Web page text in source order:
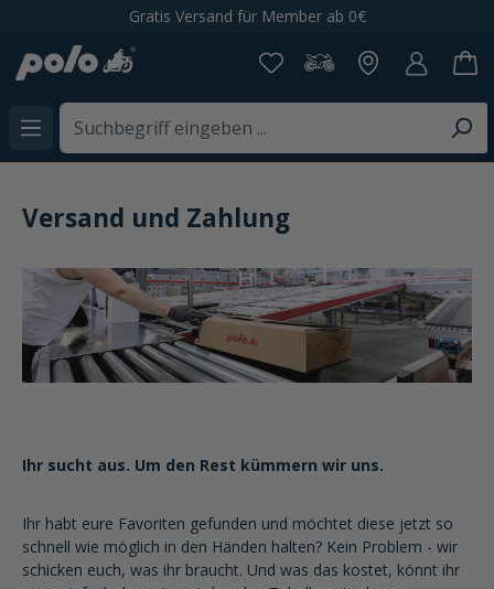
Gratis Versand für Member ab 0€
Versand und Zahlung
Ihr sucht aus. Um den Rest kümmern wir uns.
Ihr habt eure Favoriten gefunden und möchtet diese jetzt so
schnell wie möglich in den Händen halten? Kein Problem - wir
schicken euch, was ihr braucht. Und was das kostet, könnt ihr